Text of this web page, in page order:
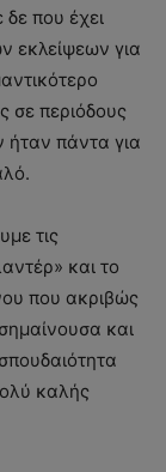
που έχει
εκλείψεων για
σε περιόδους
ήταν πάντα για
τις
και το
που ακριβώς
και
καλής